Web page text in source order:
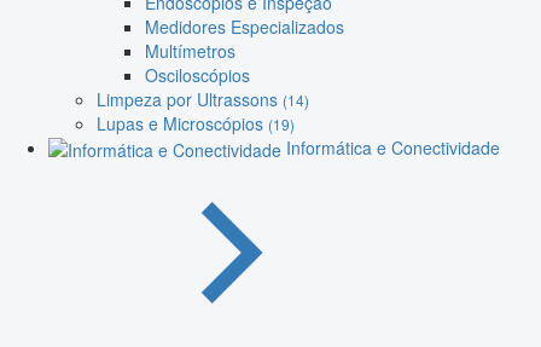
Medidores Especializados
Multímetros
Osciloscópios
Limpeza por Ultrassons (14)
Lupas e Microscópios (19)
Informática e Conectividade